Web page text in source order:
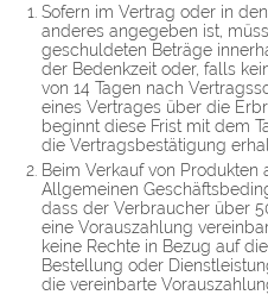
Sofern im Vertrag oder in
anderes angegeben ist,
geschuldeten Beträge
der Bedenkzeit oder, falls
von 14 Tagen nach
eines Vertrages über die
beginnt diese Frist mit dem
die Vertragsbestätigung
Beim Verkauf von
Allgemeinen
dass der Verbraucher über
eine Vorauszahlung
keine Rechte in Bezug auf
Bestellung oder
die vereinbarte